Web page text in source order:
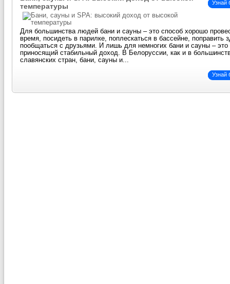
Узнай
температуры
Для большинства людей бани и сауны – это способ хорошо
время, посидеть в парилке, поплескаться в бассейне, поправить
пообщаться с друзьями. И лишь для немногих бани и сауны – это
приносящий стабильный доход. В Белоруссии, как и в
славянских стран, бани, сауны и...
Узнай